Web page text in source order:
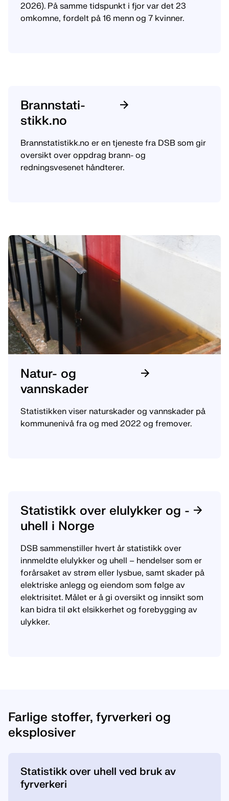
2026). På samme tidspunkt i fjor var det 23
omkomne, fordelt på 16 menn og 7 kvinner.
Brann­sta­ti­
stikk.no
Brannstatistikk.no er en tjeneste fra DSB som gir
oversikt over oppdrag brann- og
redningsvesenet håndterer.
Natur- og
vannskader
Statistikken viser naturskader og vannskader på
kommunenivå fra og med 2022 og fremover.
Statistikk over elulykker og -
uhell i Norge
DSB sammenstiller hvert år statistikk over
innmeldte elulykker og uhell – hendelser som er
forårsaket av strøm eller lysbue, samt skader på
elektriske anlegg og eiendom som følge av
elektrisitet. Målet er å gi oversikt og innsikt som
kan bidra til økt elsikkerhet og forebygging av
ulykker.
Farlige stoffer, fyrverkeri og
eksplosiver
Statistikk over uhell ved bruk av
fyrverkeri